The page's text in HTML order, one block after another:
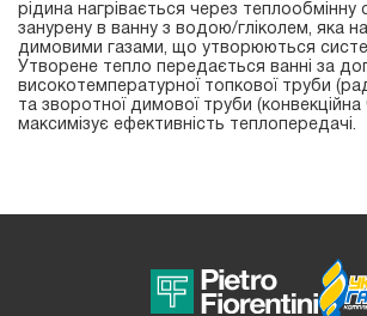
рідина нагрівається через теплообмінну
занурену в ванну з водою/гліколем, яка
димовими газами, що утворюються
Утворене тепло передається ванні за
високотемпературної топкової труби
та зворотної димової труби
максимізує ефективність теплопередачі.